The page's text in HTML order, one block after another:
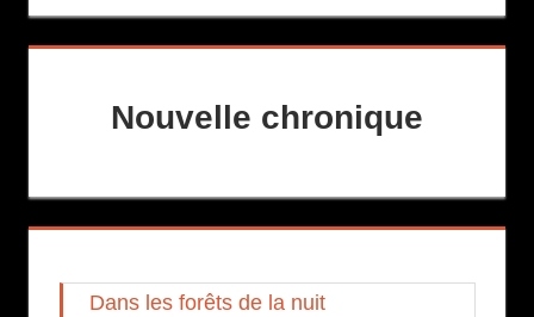
Nouvelle chronique
Dans les forêts de la nuit